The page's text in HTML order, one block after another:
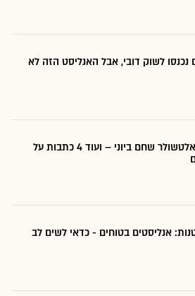
נכנסו לשוק דובי, אבל האנליסט הזה לא
הקאמבק של אלטשולר שחם ביוני – ועוד 4 כתבות על
אנליסטים בטוחים - כדאי לשים לב